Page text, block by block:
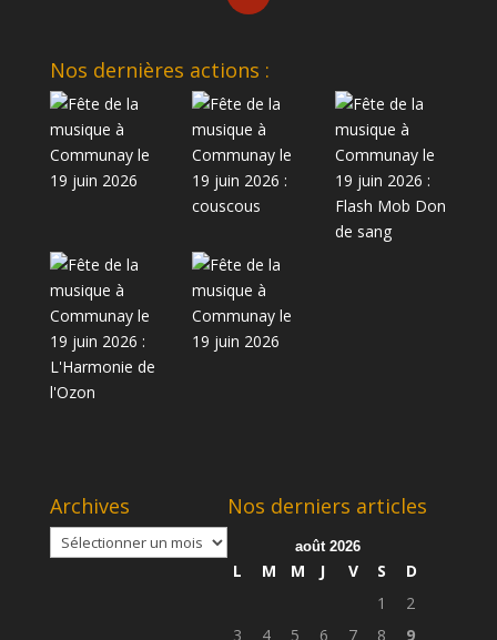
Nos dernières actions :
Archives
Archives
Nos derniers articles
août 2026
L M M J V S
D
1
2
3
4 5 6 7 8 9